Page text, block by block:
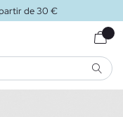
de 30 €